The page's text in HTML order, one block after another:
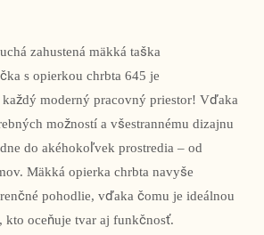
zahustená mäkká taška
s opierkou chrbta 645 je
moderný pracovný priestor! Vďaka
možností a všestrannému dizajnu
do akéhokoľvek prostredia – od
Mäkká opierka chrbta navyše
pohodlie, vďaka čomu je ideálnou
kto oceňuje tvar aj funkčnosť.